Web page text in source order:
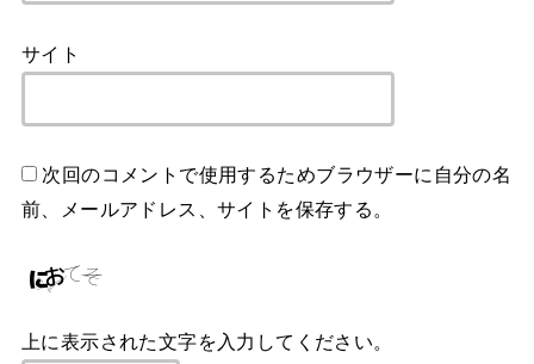
サイト
次回のコメントで使用するためブラウザーに自分の名
前、メールアドレス、サイトを保存する。
上に表示された文字を入力してください。